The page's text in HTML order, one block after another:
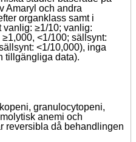
Amaryl och andra
organklass samt i
vanlig: ≥1/10; vanlig:
<1/100; sällsynt:
<1/10,000), inga
tillgängliga data).
granulocytopeni,
anemi och
reversibla då behandlingen